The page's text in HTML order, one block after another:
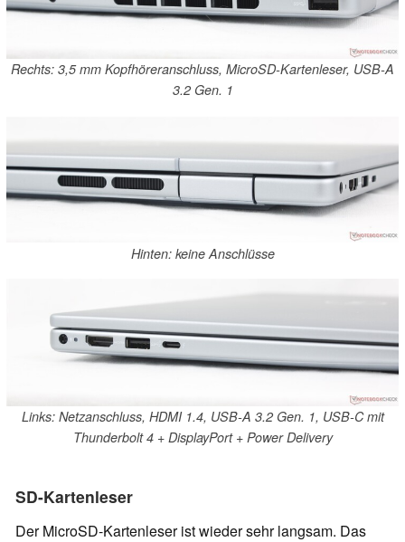
Rechts: 3,5 mm Kopfhöreranschluss, MicroSD-Kartenleser, USB-A
3.2 Gen. 1
Hinten: keine Anschlüsse
Links: Netzanschluss, HDMI 1.4, USB-A 3.2 Gen. 1, USB-C mit
Thunderbolt 4 + DisplayPort + Power Delivery
SD-Kartenleser
Der MicroSD-Kartenleser ist wieder sehr langsam. Das